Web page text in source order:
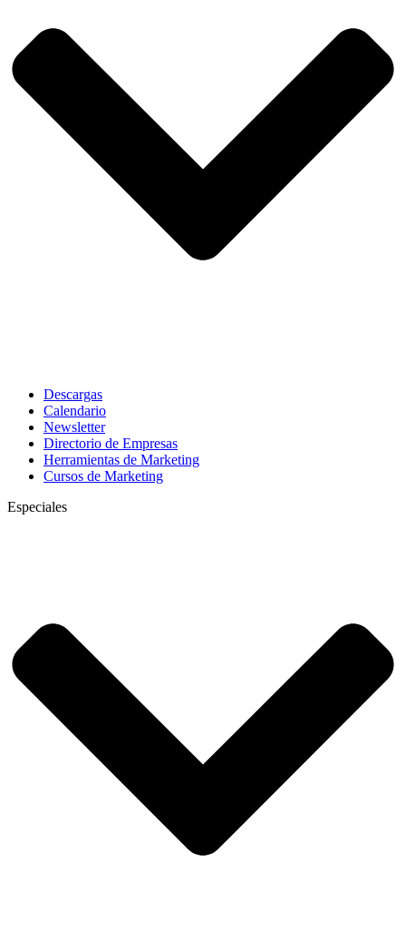
Descargas
Calendario
Newsletter
Directorio de Empresas
Herramientas de Marketing
Cursos de Marketing
Especiales